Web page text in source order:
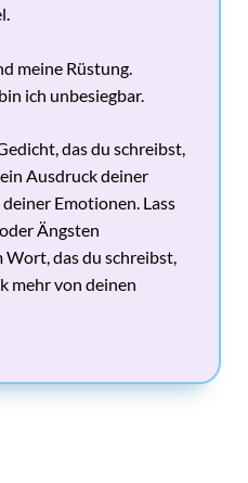
meine Rüstung.
ich unbesiegbar.
das du schreibst,
Ausdruck deiner
Emotionen. Lass
Ängsten
das du schreibst,
mehr von deinen